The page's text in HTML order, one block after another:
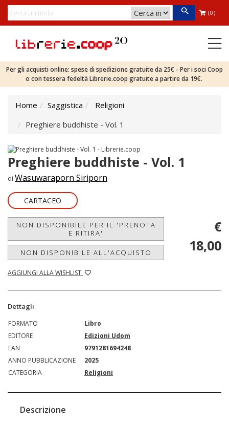
(0)
Per gli acquisti online: spese di spedizione gratuite da 25€ - Per i soci Coop
o con tessera fedeltà Librerie.coop gratuite a partire da 19€.
Home Saggistica
Religioni
Preghiere buddhiste - Vol. 1
Preghiere buddhiste - Vol. 1
di Wasuwaraporn Siriporn
CARTACEO
NON DISPONIBILE PER IL 'PRENOTA
E RITIRA'
NON DISPONIBILE ALL'ACQUISTO
AGGIUNGI ALLA WISHLIST
€
18,00
Dettagli
FORMATO
Libro
EDITORE
Edizioni Udom
EAN
9791281694248
ANNO PUBBLICAZIONE
2025
CATEGORIA
Religioni
Descrizione